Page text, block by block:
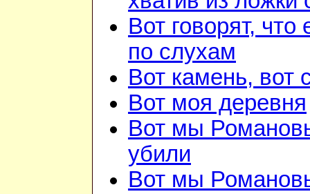
Вот говорят, что
по слухам
Вот камень, вот
Вот моя деревня
Вот мы
убили
Вот мы